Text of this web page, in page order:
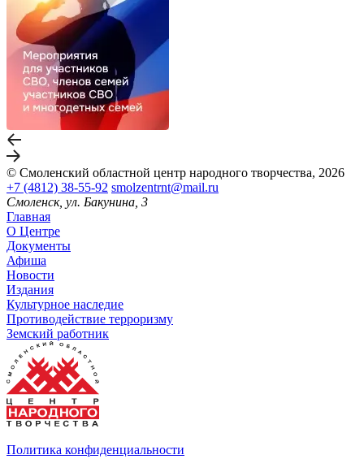
© Смоленский областной центр народного творчества, 2026
+7 (4812) 38-55-92 smolzentrnt@mail.ru
Смоленск, ул. Бакунина, 3
Главная
О Центре
Документы
Афиша
Новости
Издания
Культурное наследие
Противодействие терроризму
Земский работник
Политика конфиденциальности